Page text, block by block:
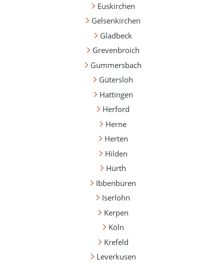
Euskirchen
Gelsenkirchen
Gladbeck
Grevenbroich
Gummersbach
Gütersloh
Hattingen
Herford
Herne
Herten
Hilden
Hürth
Ibbenbüren
Iserlohn
Kerpen
Köln
Krefeld
Leverkusen